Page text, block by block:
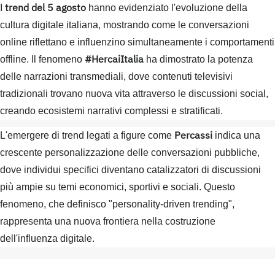
trend del 5 agosto hanno evidenziato l'evoluzione della
cultura digitale italiana, mostrando come le conversazioni
online riflettano e influenzino simultaneamente i comportamenti
offline. Il fenomeno #HercaiItalia ha dimostrato la potenza
delle narrazioni transmediali, dove contenuti televisivi
tradizionali trovano nuova vita attraverso le discussioni social,
creando ecosistemi narrativi complessi e stratificati.
L'emergere di trend legati a figure come Percassi indica una
crescente personalizzazione delle conversazioni pubbliche,
dove individui specifici diventano catalizzatori di discussioni
più ampie su temi economici, sportivi e sociali. Questo
fenomeno, che definisco "personality-driven trending",
rappresenta una nuova frontiera nella costruzione
dell'influenza digitale.